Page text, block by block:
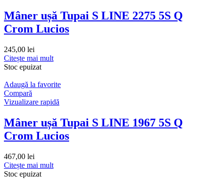
Mâner ușă Tupai S LINE 2275 5S Q
Crom Lucios
245,00 lei
Citește mai mult
Stoc epuizat
Adaugă la favorite
Compară
Vizualizare rapidă
Mâner ușă Tupai S LINE 1967 5S Q
Crom Lucios
467,00 lei
Citește mai mult
Stoc epuizat